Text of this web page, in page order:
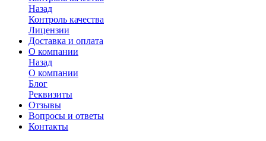
Назад
Контроль качества
Лицензии
Доставка и оплата
О компании
Назад
О компании
Блог
Реквизиты
Отзывы
Вопросы и ответы
Контакты